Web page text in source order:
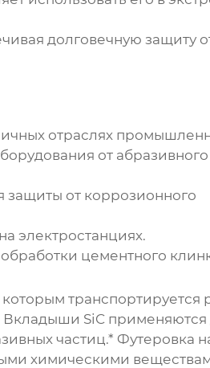
долговечную защиту
отраслях
от
защиты от коррозионного
электростанциях.
цементного
транспортируется
Вкладыши SiC применяются
частиц.* Футеровка
химическими